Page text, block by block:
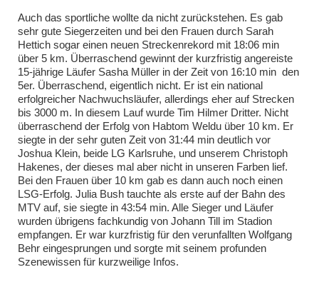
Auch das sportliche wollte da nicht zurückstehen. Es gab
sehr gute Siegerzeiten und bei den Frauen durch Sarah
Hettich sogar einen neuen Streckenrekord mit 18:06 min
über 5 km. Überraschend gewinnt der kurzfristig angereiste
15-jährige Läufer Sasha Müller in der Zeit von 16:10 min den
5er. Überraschend, eigentlich nicht. Er ist ein national
erfolgreicher Nachwuchsläufer, allerdings eher auf Strecken
bis 3000 m. In diesem Lauf wurde Tim Hilmer Dritter. Nicht
überraschend der Erfolg von Habtom Weldu über 10 km. Er
siegte in der sehr guten Zeit von 31:44 min deutlich vor
Joshua Klein, beide LG Karlsruhe, und unserem Christoph
Hakenes, der dieses mal aber nicht in unseren Farben lief.
Bei den Frauen über 10 km gab es dann auch noch einen
LSG-Erfolg. Julia Bush tauchte als erste auf der Bahn des
MTV auf, sie siegte in 43:54 min. Alle Sieger und Läufer
wurden übrigens fachkundig von Johann Till im Stadion
empfangen. Er war kurzfristig für den verunfallten Wolfgang
Behr eingesprungen und sorgte mit seinem profunden
Szenewissen für kurzweilige Infos.